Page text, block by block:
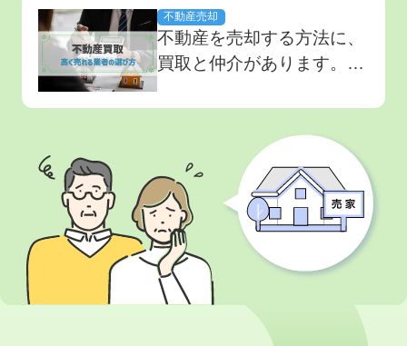
あります。ただし対策をし
ても、不動産売却...
間を長引かせないための有
効な選択肢のひとつです。
しかし価格の変更は慎重に
不動産売却
不動産を売却する方法に、
買取と仲介があります。
して現金化したい場合に効
果的な選択肢です。しか
し、適切な買取業者の選び
方がわからない方も多いで
しょう。 本記事では、高
値で売れる買取業者の選び
方を詳しく解説しま...